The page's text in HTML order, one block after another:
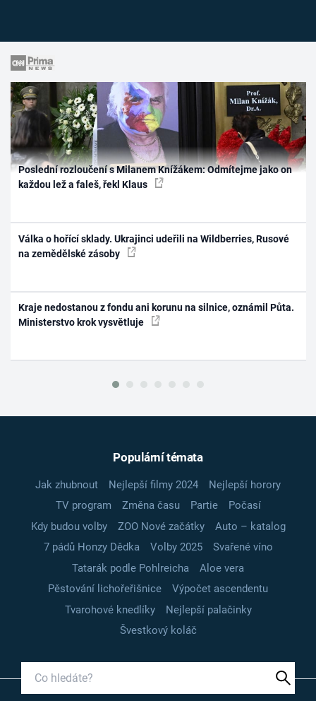
Poslední rozloučení s Milanem Knížákem: Odmítejme jako on
každou lež a faleš, řekl Klaus
Válka o hořící sklady. Ukrajinci udeřili na Wildberries, Rusové
na zemědělské zásoby
Kraje nedostanou z fondu ani korunu na silnice, oznámil Půta.
Ministerstvo krok vysvětluje
Populární témata
Jak zhubnout Nejlepší filmy 2024
Nejlepší horory
TV program
Změna času Partie
Počasí
Kdy budou volby
ZOO Nové začátky
Auto – katalog
7 pádů Honzy Dědka
Volby 2025
Svařené víno
Tatarák podle Pohlreicha
Aloe vera
Pěstování lichořeřišnice
Výpočet ascendentu
Tvarohové knedlíky
Nejlepší palačinky
Švestkový koláč